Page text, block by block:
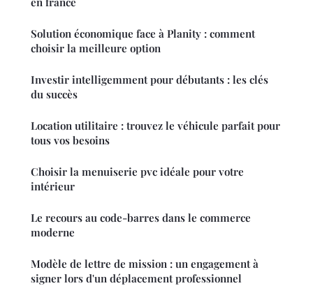
Solution économique face à Planity : comment
choisir la meilleure option
Investir intelligemment pour débutants : les clés
du succès
Location utilitaire : trouvez le véhicule parfait pour
tous vos besoins
Choisir la menuiserie pvc idéale pour votre
intérieur
Le recours au code-barres dans le commerce
moderne
Modèle de lettre de mission : un engagement à
signer lors d'un déplacement professionnel